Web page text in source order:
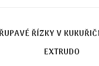
ŘÍZKY V
EXTRUDO